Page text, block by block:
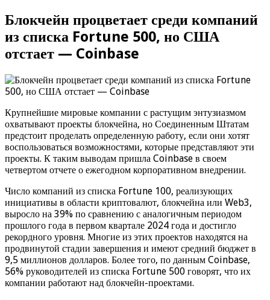
Блокчейн процветает среди компаний
из списка Fortune 500, но США
отстает — Coinbase
Крупнейшие мировые компании с растущим энтузиазмом
охватывают проекты блокчейна, но Соединенным Штатам
предстоит проделать определенную работу, если они хотят
воспользоваться возможностями, которые представляют эти
проекты. К таким выводам пришла Coinbase в своем
четвертом отчете о ежегодном корпоративном внедрении.
Число компаний из списка Fortune 100, реализующих
инициативы в области криптовалют, блокчейна или Web3,
выросло на 39% по сравнению с аналогичным периодом
прошлого года в первом квартале 2024 года и достигло
рекордного уровня. Многие из этих проектов находятся на
продвинутой стадии завершения и имеют средний бюджет в
9,5 миллионов долларов. Более того, по данным Coinbase,
56% руководителей из списка Fortune 500 говорят, что их
компании работают над блокчейн-проектами.